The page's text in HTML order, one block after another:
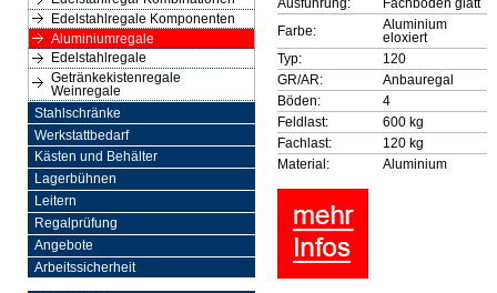
Edelstahlregale Komponenten
Aluminiumregale
Edelstahlregale
Getränkekistenregale
Weinregale
Stahlschränke
Werkstattbedarf
Kästen und Behälter
Lagerbühnen
Leitern
Regalprüfung
Angebote
Arbeitssicherheit
Ausführung:
Fachböden glatt
Farbe:
Aluminium
eloxiert
Typ:
120
GR/AR:
Anbauregal
Böden:
4
Feldlast:
600 kg
Fachlast:
120 kg
Material:
Aluminium